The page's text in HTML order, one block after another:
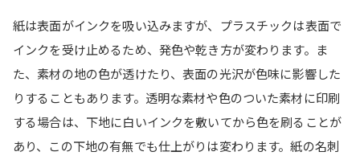
紙は表面がインクを吸い込みますが、プラスチックは表面で
インクを受け止めるため、発色や乾き方が変わります。ま
た、素材の地の色が透けたり、表面の光沢が色味に影響した
りすることもあります。透明な素材や色のついた素材に印刷
する場合は、下地に白いインクを敷いてから色を刷ることが
あり、この下地の有無でも仕上がりは変わります。紙の名刺